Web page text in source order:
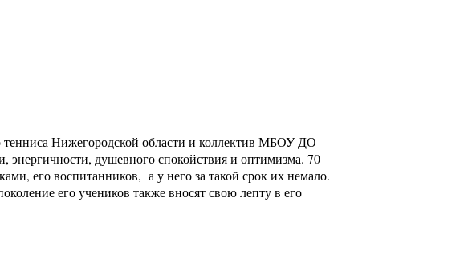
тенниса Нижегородской области и коллектив МБОУ ДО
душевного спокойствия и оптимизма. 70
его воспитанников, а у него за такой срок их немало.
его учеников также вносят свою лепту в его